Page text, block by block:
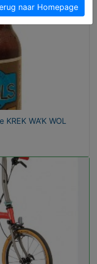
WA’K WOL
naar Homepage